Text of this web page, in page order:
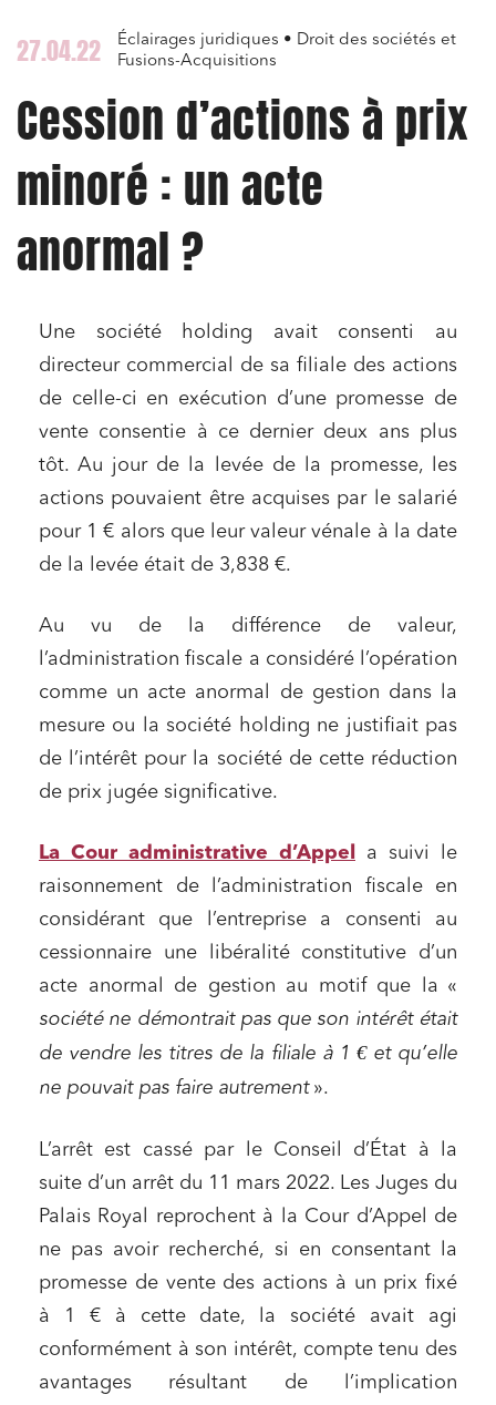
27.04.22
Éclairages juridiques • Droit des sociétés et
Fusions-Acquisitions
Cession d’actions à prix
minoré : un acte
anormal ?
Une société holding avait consenti au
directeur commercial de sa filiale des actions
de celle-ci en exécution d’une promesse de
vente consentie à ce dernier deux ans plus
tôt. Au jour de la levée de la promesse, les
actions pouvaient être acquises par le salarié
pour 1 € alors que leur valeur vénale à la date
de la levée était de 3,838 €.
Au vu de la différence de valeur,
l’administration fiscale a considéré l’opération
comme un acte anormal de gestion dans la
mesure ou la société holding ne justifiait pas
de l’intérêt pour la société de cette réduction
de prix jugée significative.
La Cour administrative d’Appel
a suivi le
raisonnement de l’administration fiscale en
considérant que l’entreprise a consenti au
cessionnaire une libéralité constitutive d’un
acte anormal de gestion au motif que la «
société ne démontrait pas que son intérêt était
de vendre les titres de la filiale à 1 € et qu’elle
ne pouvait pas faire autrement».
L’arrêt est cassé par le Conseil d’État à la
suite d’un arrêt du 11 mars 2022. Les Juges du
Palais Royal reprochent à la Cour d’Appel de
ne pas avoir recherché, si en consentant la
promesse de vente des actions à un prix fixé
à 1 € à cette date, la société avait agi
conformément à son intérêt, compte tenu des
avantages résultant de l’implication